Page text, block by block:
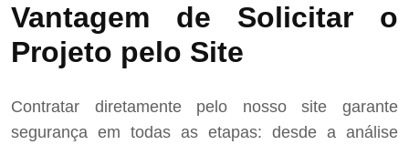
Vantagem de Solicitar o
Projeto pelo Site
Contratar diretamente pelo nosso site garante
segurança em todas as etapas: desde a análise